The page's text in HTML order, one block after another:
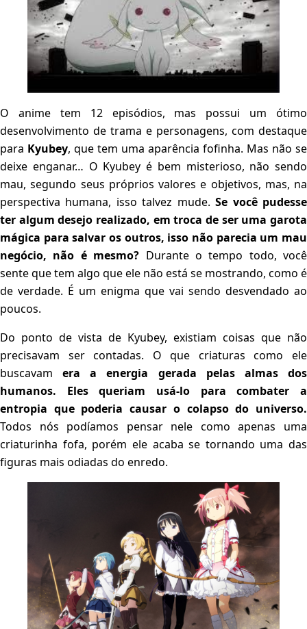
O anime tem 12 episódios, mas possui um ótimo
desenvolvimento de trama e personagens, com destaque
para Kyubey, que tem uma aparência fofinha. Mas não se
deixe enganar… O Kyubey é bem misterioso, não sendo
mau, segundo seus próprios valores e objetivos, mas, na
perspectiva humana, isso talvez mude.Se você pudesse
ter algum desejo realizado, em troca de ser uma garota
mágica para salvar os outros, isso não parecia um mau
negócio, não é mesmo? Durante o tempo todo, você
sente que tem algo que ele não está se mostrando, como é
de verdade. É um enigma que vai sendo desvendado ao
poucos.
Do ponto de vista de Kyubey, existiam coisas que não
precisavam ser contadas. O que criaturas como ele
buscavamera a energia gerada pelas almas dos
humanos. Eles queriam usá-lo para combater a
entropia que poderia causar o colapso do universo.
Todos nós podíamos pensar nele como apenas uma
criaturinha fofa, porém ele acaba se tornando uma das
figuras mais odiadas do enredo.